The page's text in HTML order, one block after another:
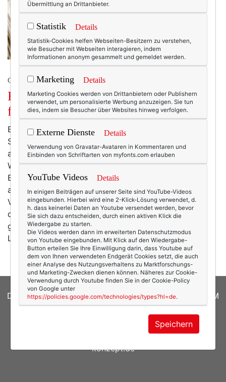
COLUMN
Frisch kolumnisiert: Haute Couture auf
flachen Sohlen.
Bevor Sie beim nächsten Urlaub an der
Strandpromenade über den typischen Touristenlook
ablästern, sollten Sie lieber ganz genau hinschauen.
Womöglich entpuppt sich der vermeintlich deutsche
Birkenstock-Träger als trendiger Fashion-Blogger oder
als stylishe Moderedakteurin der US-amerikanischen
VOGUE. Denn seit das französische Modehaus Céline
das Korkfußbett mit Glitzersteinen und Felleinlage
garnierte und diese Kombination als die neuen
Laboutins auf die Laufstege schickte, werden…
DATENSCHUTZERKLÄRUNG|COOKIES|IMPRESSUM
| Susanne Ackstaller
Sibylle Zimmermann, hz-
konzept.de
Übermittlung an Drittanbieter.
Statistik Details
Statistik-Cookies helfen Webseiten-Besitzern zu verstehen,
wie Besucher mit Webseiten interagieren, indem
Informationen anonym gesammelt und gemeldet werden.
Marketing Details
Marketing Cookies werden von Drittanbietern oder Publishern
verwendet, um personalisierte Werbung anzuzeigen. Sie tun
dies, indem sie Besucher über Websites hinweg verfolgen.
Externe Dienste Details
Verwendung von Gravatar-Avataren in Kommentaren und
Einbinden von Schriftarten von myfonts.com erlauben
YouTube Videos Details
In einigen Beiträgen auf unserer Seite sind YouTube-Videos
eingebunden. Hierbei wird eine 2-Klick-Lösung verwendet, d.
h. dass keinerlei Daten an Youtube versendet werden, bevor
Sie sich dazu entscheiden, durch einen aktiven Klick die
Wiedergabe zu starten.
Die Videos werden dann im erweiterten Datenschutzmodus
von Youtube eingebunden. Mit Klick auf den Wiedergabe-
Button erteilen Sie Ihre Einwilligung darin, dass Youtube auf
dem von Ihnen verwendeten Endgerät Cookies setzt, die auch
einer Analyse des Nutzungsverhaltens zu Marktforschungs-
und Marketing-Zwecken dienen können. Näheres zur Cookie-
Verwendung durch Youtube finden Sie in der Cookie-Policy
von Google unter
https://policies.google.com/technologies/types?hl=de.
Speichern